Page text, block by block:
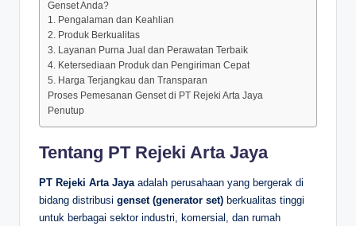
Genset Anda?
1. Pengalaman dan Keahlian
2. Produk Berkualitas
3. Layanan Purna Jual dan Perawatan Terbaik
4. Ketersediaan Produk dan Pengiriman Cepat
5. Harga Terjangkau dan Transparan
Proses Pemesanan Genset di PT Rejeki Arta Jaya
Penutup
Tentang PT Rejeki Arta Jaya
PT Rejeki Arta Jaya adalah perusahaan yang bergerak di
bidang distribusi genset (generator set) berkualitas tinggi
untuk berbagai sektor industri, komersial, dan rumah